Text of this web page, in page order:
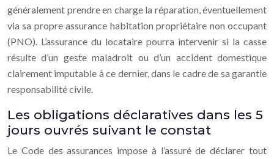
généralement prendre en charge la réparation, éventuellement
via sa propre assurance habitation propriétaire non occupant
(PNO). L’assurance du locataire pourra intervenir si la casse
résulte d’un geste maladroit ou d’un accident domestique
clairement imputable à ce dernier, dans le cadre de sa garantie
responsabilité civile.
Les obligations déclaratives dans les 5
jours ouvrés suivant le constat
Le Code des assurances impose à l’assuré de déclarer tout